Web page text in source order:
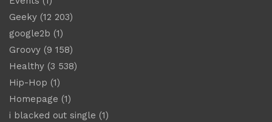
Geeky (12 203)
google2b (1)
Groovy (9 158)
Healthy (3 538)
Hip-Hop (1)
Homepage (1)
i blacked out single (1)